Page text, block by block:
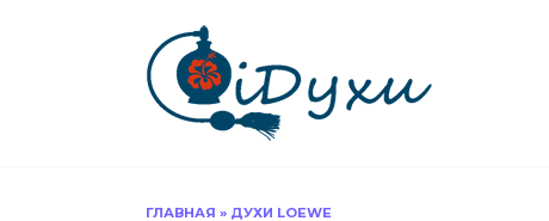
ГЛАВНАЯ » ДУХИ LOEWE